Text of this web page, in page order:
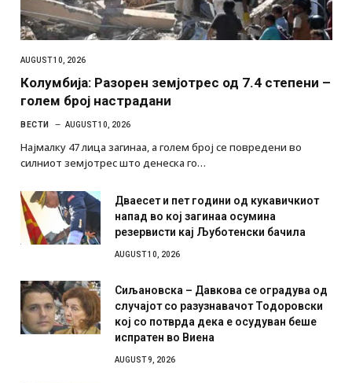
AUGUST 10, 2026
Колумбија: Разорен земјотрес од 7.4 степени –
голем број настрадани
ВЕСТИ AUGUST 10, 2026
Најмалку 47 лица загинаа, а голем број се повредени во
силниот земјотрес што денеска го…
Дваесет и пет години од кукавичкиот
напад во кој загинаа осумина
резервисти кај Љуботенски бачила
AUGUST 10, 2026
Сиљановска – Давкова се оградува од
случајот со разузнавачот Тодоровски
кој со потврда дека е осудуван беше
испратен во Виена
AUGUST 9, 2026